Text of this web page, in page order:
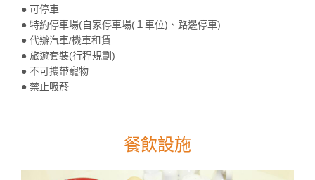
● 可停車
● 特約停車場(自家停車場(１車位)、路邊停車)
● 代辦汽車/機車租賃
● 旅遊套裝(行程規劃)
● 不可攜帶寵物
● 禁止吸菸
餐飲設施